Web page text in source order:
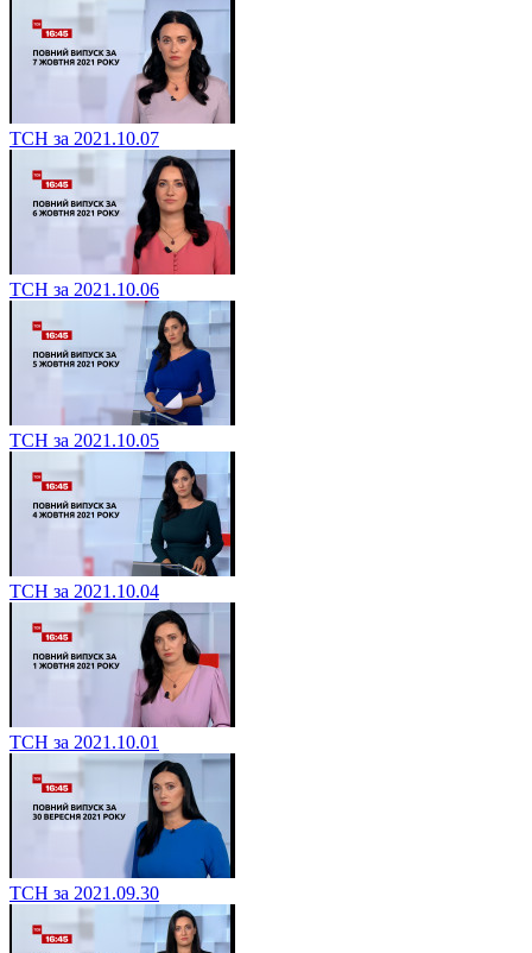
ТСН за 2021.10.07
ТСН за 2021.10.06
ТСН за 2021.10.05
ТСН за 2021.10.04
ТСН за 2021.10.01
ТСН за 2021.09.30